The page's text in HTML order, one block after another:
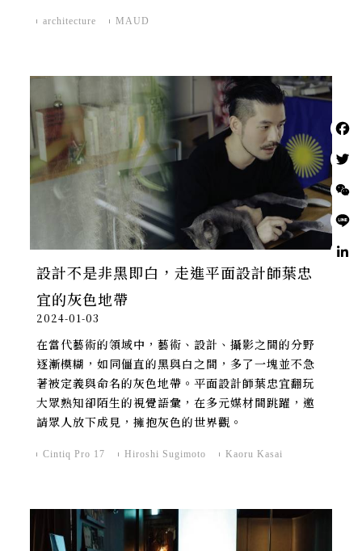
architecture MAUD
設計不是非黑即白，走進平面設計師葉忠
宜的灰色地帶
2024-01-03
在當代藝術的領域中，藝術、設計、攝影之間的分野
逐漸模糊，如同僵直的黑與白之間，多了一塊並不急
著被定義與命名的灰色地帶。平面設計師葉忠宜翻玩
大眾熟知卻陌生的視覺語彙，在多元媒材間跳躍，邀
請眾人放下成見，擁抱灰色的世界觀。
Cintiq Pro 17 Hiroshi Sugimoto Kaoru Kasai